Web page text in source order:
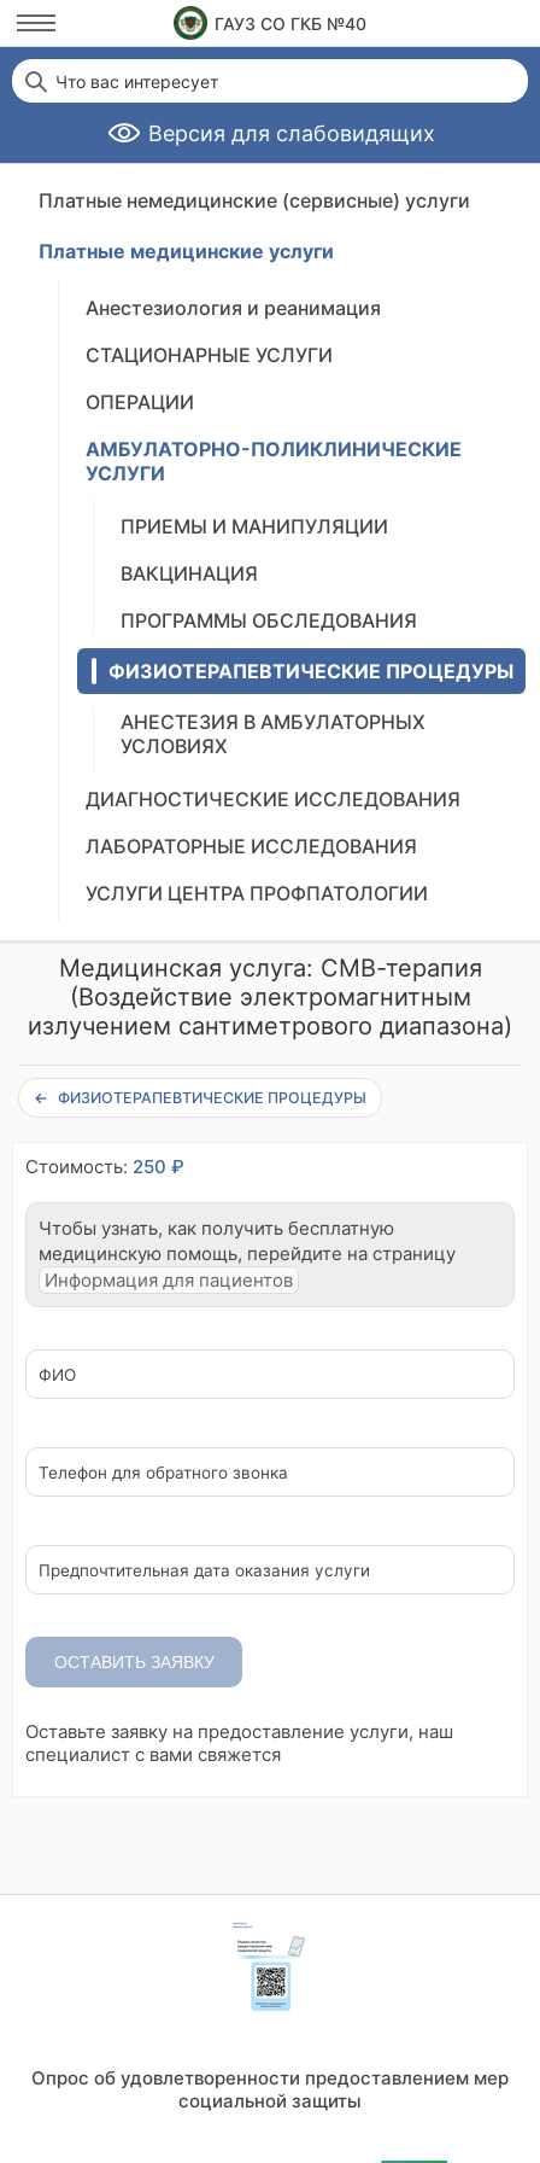
ГАУЗ СО ГКБ №40
Версия для слабовидящих
Что вас интересует
Платные немедицинские (сервисные) услуги
Платные медицинские услуги
Анестезиология и реанимация
СТАЦИОНАРНЫЕ УСЛУГИ
ОПЕРАЦИИ
АМБУЛАТОРНО-ПОЛИКЛИНИЧЕСКИЕ
УСЛУГИ
ПРИЕМЫ И МАНИПУЛЯЦИИ
ВАКЦИНАЦИЯ
ПРОГРАММЫ ОБСЛЕДОВАНИЯ
ФИЗИОТЕРАПЕВТИЧЕСКИЕ ПРОЦЕДУРЫ
АНЕСТЕЗИЯ В АМБУЛАТОРНЫХ
УСЛОВИЯХ
ДИАГНОСТИЧЕСКИЕ ИССЛЕДОВАНИЯ
ЛАБОРАТОРНЫЕ ИССЛЕДОВАНИЯ
УСЛУГИ ЦЕНТРА ПРОФПАТОЛОГИИ
Медицинская услуга: СМВ-терапия
(Воздействие электромагнитным
излучением сантиметрового диапазона)
ФИЗИОТЕРАПЕВТИЧЕСКИЕ ПРОЦЕДУРЫ
Стоимость: 250 ₽
Чтобы узнать, как получить бесплатную
медицинскую помощь, перейдите на страницу
Информация для пациентов
ФИО
Телефон для обратного звонка
Предпочтительная дата оказания услуги
ОСТАВИТЬ ЗАЯВКУ
Оставьте заявку на предоставление услуги, наш
специалист с вами свяжется
Опрос об удовлетворенности предоставлением мер
социальной защиты